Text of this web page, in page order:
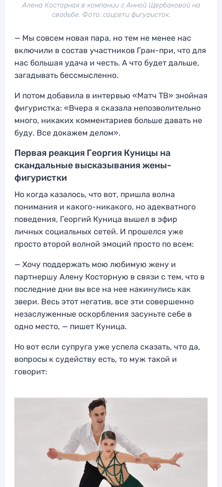
Алена Косторная в компании с Анной Щербаковой на
свадьбе. Фото: соцсети фигуристок.
— Мы совсем новая пара, но тем не менее нас
включили в состав участников Гран-при, что для
нас большая удача и честь. А что будет дальше,
загадывать бессмысленно.
И потом добавила в интервью «Матч ТВ» знойная
фигуристка: «Вчера я сказала непозволительно
много, никаких комментариев больше давать не
буду. Все докажем делом».
Первая реакция Георгия Куницы на
скандальные высказывания жены-
фигуристки
Но когда казалось, что вот, пришла волна
понимания и какого-никакого, но адекватного
поведения, Георгий Куница вышел в эфир
личных социальных сетей. И прошелся уже
просто второй волной эмоций просто по всем:
— Хочу поддержать мою любимую жену и
партнершу Алену Косторную в связи с тем, что в
последние дни вы все на нее накинулись как
звери. Весь этот негатив, все эти совершенно
незаслуженные оскорбления засуньте себе в
одно место, — пишет Куница.
Но вот если супруга уже успела сказать, что да,
вопросы к судейству есть, то муж такой и
говорит: